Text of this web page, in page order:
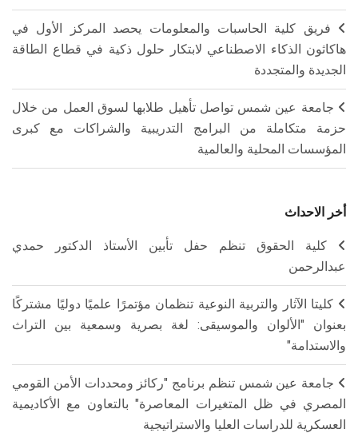
فريق كلية الحاسبات والمعلومات يحصد المركز الأول في
هاكاثون الذكاء الاصطناعي لابتكار حلول ذكية في قطاع الطاقة
الجديدة والمتجددة
جامعة عين شمس تواصل تأهيل طلابها لسوق العمل من خلال
حزمة متكاملة من البرامج التدريبية والشراكات مع كبرى
المؤسسات المحلية والعالمية
أخر الاحداث
كلية الحقوق تنظم حفل تأبين الأستاذ الدكتور حمدي
عبدالرحمن
كليتا الآثار والتربية النوعية تنظمان مؤتمرًا علميًا دوليًا مشتركًا
بعنوان "الألوان والموسيقى: لغة بصرية وسمعية بين التراث
والاستدامة"
جامعة عين شمس تنظم برنامج "ركائز ومحددات الأمن القومي
المصري في ظل المتغيرات المعاصرة" بالتعاون مع الأكاديمية
العسكرية للدراسات العليا والاستراتيجية